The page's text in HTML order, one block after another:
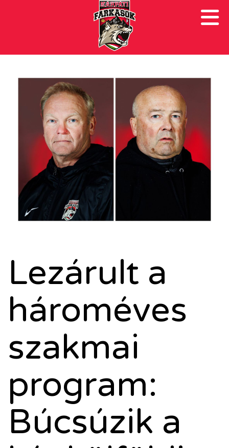
Lezárult a
hároméves
szakmai
program:
Búcsúzik a